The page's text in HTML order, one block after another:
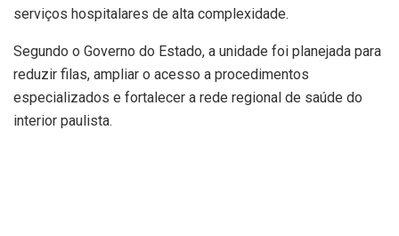
serviços hospitalares de alta complexidade.
Segundo o Governo do Estado, a unidade foi planejada para
reduzir filas, ampliar o acesso a procedimentos
especializados e fortalecer a rede regional de saúde do
interior paulista.